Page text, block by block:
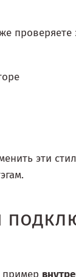
проверяете
эти